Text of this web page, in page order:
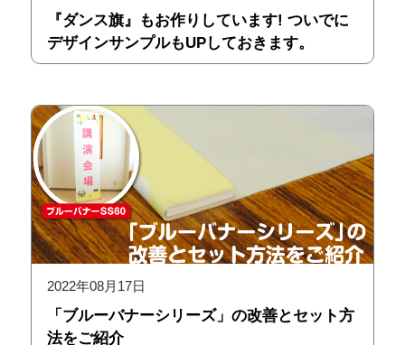
『ダンス旗』もお作りしています! ついでに
デザインサンプルもUPしておきます。
2022年08月17日
「ブルーバナーシリーズ」の改善とセット方
法をご紹介